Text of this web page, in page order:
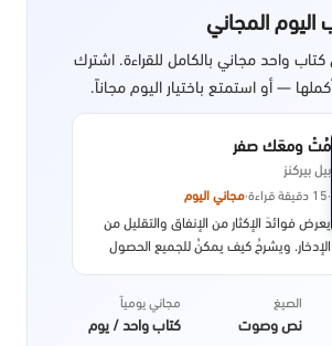
المجاني
واحد مجاني بالكامل للقراءة. اشترك
— أو استمتع باختيار اليوم مجاناً.
مُتْ ومعَك صفر
بيل بيركنز
·15 دقيقة قراءة ·مجاني اليوم
يعرض فوائدَ الإكثار من الإنفاق والتقليل من
الإدخار. ويشرحُ كيف يمكنُ للجميع الحصول
الصيغ
نص وصوت
مجاني يومياً
كتاب واحد / يوم